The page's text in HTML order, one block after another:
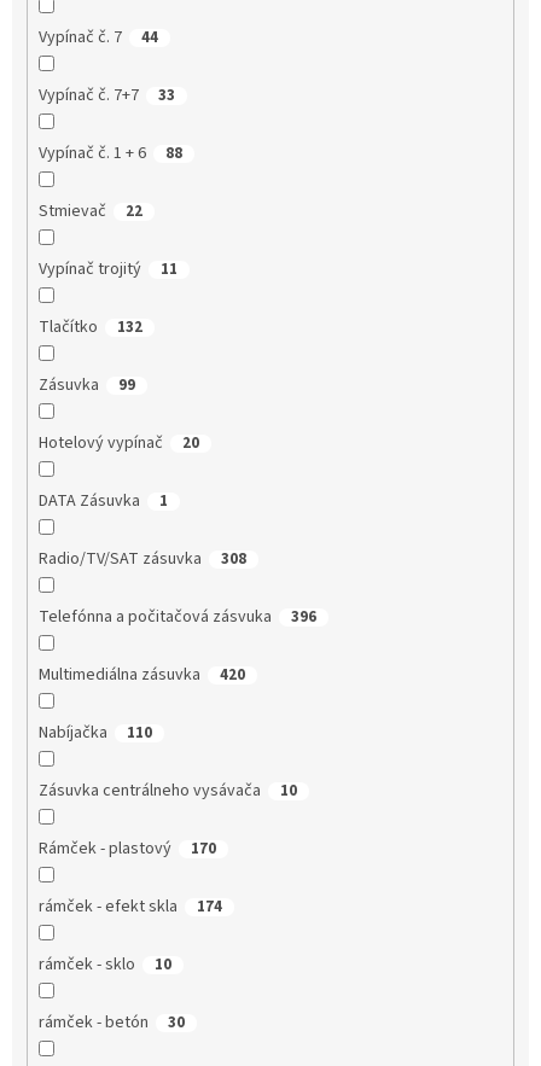
Vypínač č. 7 44
Vypínač č. 7+7 33
Vypínač č. 1 + 6 88
Stmievač 22
Vypínač trojitý 11
Tlačítko 132
Zásuvka 99
Hotelový vypínač 20
DATA Zásuvka 1
Radio/TV/SAT zásuvka 308
Telefónna a počitačová zásvuka 396
Multimediálna zásuvka 420
Nabíjačka 110
Zásuvka centrálneho vysávača 10
Rámček - plastový 170
rámček - efekt skla 174
rámček - sklo 10
rámček - betón 30